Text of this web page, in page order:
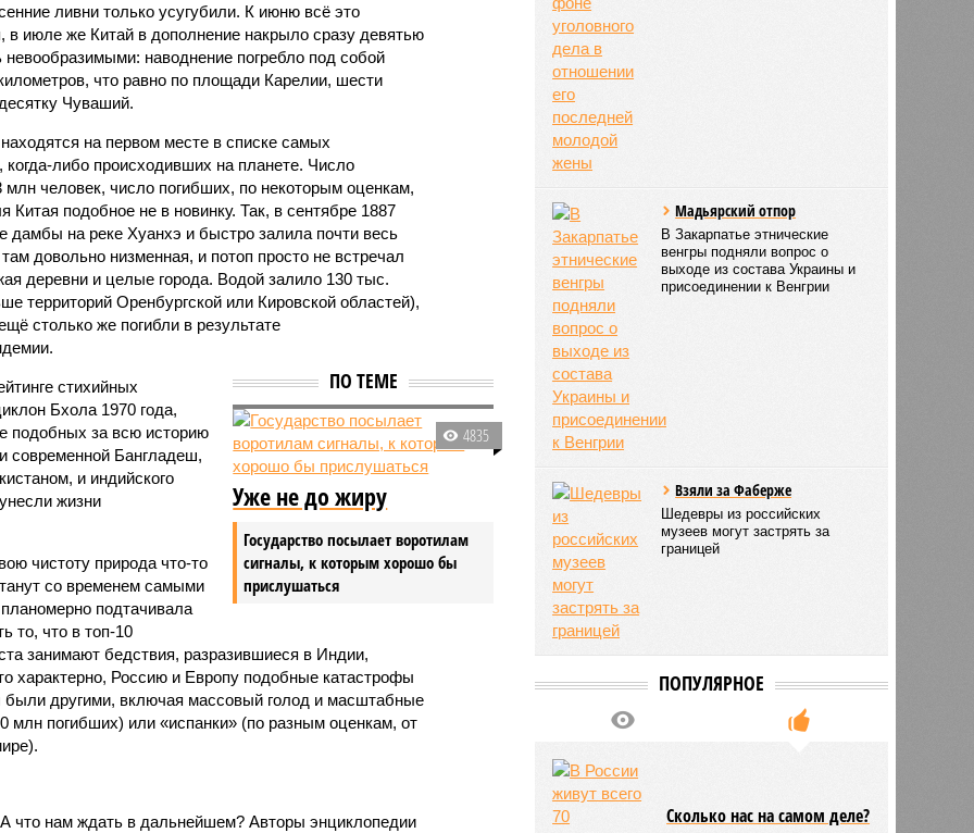
ливни только усугубили. К июню всё это
в июле же Китай в дополнение накрыло сразу девятью
наводнение погребло под собой
что равно по площади Карелии, шести
Чуваший.
на первом месте в списке самых
либо происходивших на планете. Число
млн человек, число погибших, по некоторым оценкам,
подобное не в новинку. Так, в сентябре 1887
дамбы на реке Хуанхэ и быстро залила почти весь
довольно низменная, и потоп просто не встречал
деревни и целые города. Водой залило 130 тыс.
территорий Оренбургской или Кировской областей),
столько же погибли в результате
ПО ТЕМЕ
4835
Уже не до жиру
Государство посылает воротилам
сигналы, к которым хорошо бы
прислушаться
стихийных
Бхола 1970 года,
за всю историю
современной Бангладеш,
и индийского
жизни
чистоту природа что-то
со временем самыми
подтачивала
то, что в топ-10
занимают бедствия, разразившиеся в Индии,
характерно, Россию и Европу подобные катастрофы
были другими, включая массовый голод и масштабные
млн погибших) или «испанки» (по разным оценкам, от
что нам ждать в дальнейшем? Авторы энциклопедии
Мадьярский отпор
В Закарпатье этнические
венгры подняли вопрос о
выходе из состава Украины и
присоединении к Венгрии
Взяли за Фаберже
Шедевры из российских
музеев могут застрять за
границей
ПОПУЛЯРНОЕ
Сколько нас на самом деле?